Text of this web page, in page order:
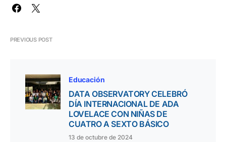
PREVIOUS POST
Educación
DATA OBSERVATORY CELEBRÓ
DÍA INTERNACIONAL DE ADA
LOVELACE CON NIÑAS DE
CUATRO A SEXTO BÁSICO
13 de octubre de 2024